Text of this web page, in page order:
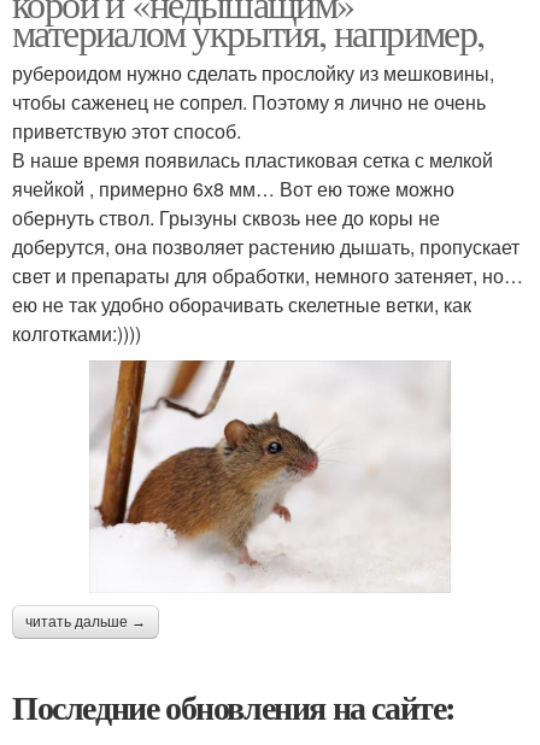
материалом укрытия, например,
рубероидом нужно сделать прослойку из мешковины,
чтобы саженец не сопрел. Поэтому я лично не очень
приветствую этот способ.
В наше время появилась пластиковая сетка с мелкой
ячейкой , примерно 6х8 мм… Вот ею тоже можно
обернуть ствол. Грызуны сквозь нее до коры не
доберутся, она позволяет растению дышать, пропускает
свет и препараты для обработки, немного затеняет, но…
ею не так удобно оборачивать скелетные ветки, как
колготками:))))
читать дальше →
Последние обновления на сайте: